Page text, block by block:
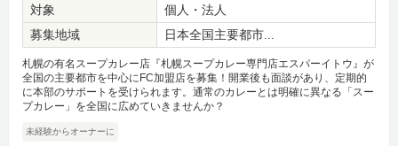
対象
個人・法人
募集地域
日本全国主要都市...
札幌の有名スープカレー店『札幌スープカレー専門店エスパーイトウ』が
全国の主要都市を中心にFC加盟店を募集！開業後も面談があり、定期的
に本部のサポートを受けられます。通常のカレーとは明確に異なる「スー
プカレー」を全国に広めていきませんか？
未経験からオーナーに